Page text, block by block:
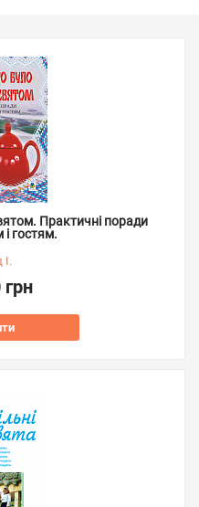
Практичні поради
гостям.
І.
грн